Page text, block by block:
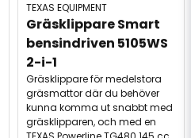
TEXAS EQUIPMENT
Gräsklippare Smart
bensindriven 5105WS
2-i-1
Gräsklippare för medelstora
gräsmattor där du behöver
kunna komma ut snabbt med
gräsklipparen, och med en